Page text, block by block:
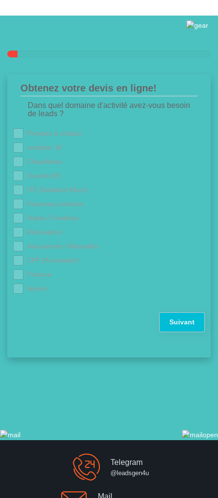
Obtenez votre devis en ligne!
Dans quel domaine d'activité avez-vous besoin
de leads ?
Pompes à chaleur
Isolation 1€
Chaudières
Douche 0€
ITE (Isolation Murs)
Panneaux solaires
Volets / Fenêtres
Rénovation
Assurances / Mutuelles
CPF (Formation)
Finance
Autres
Suivant
Telegram
@leadsgen4u
Mail